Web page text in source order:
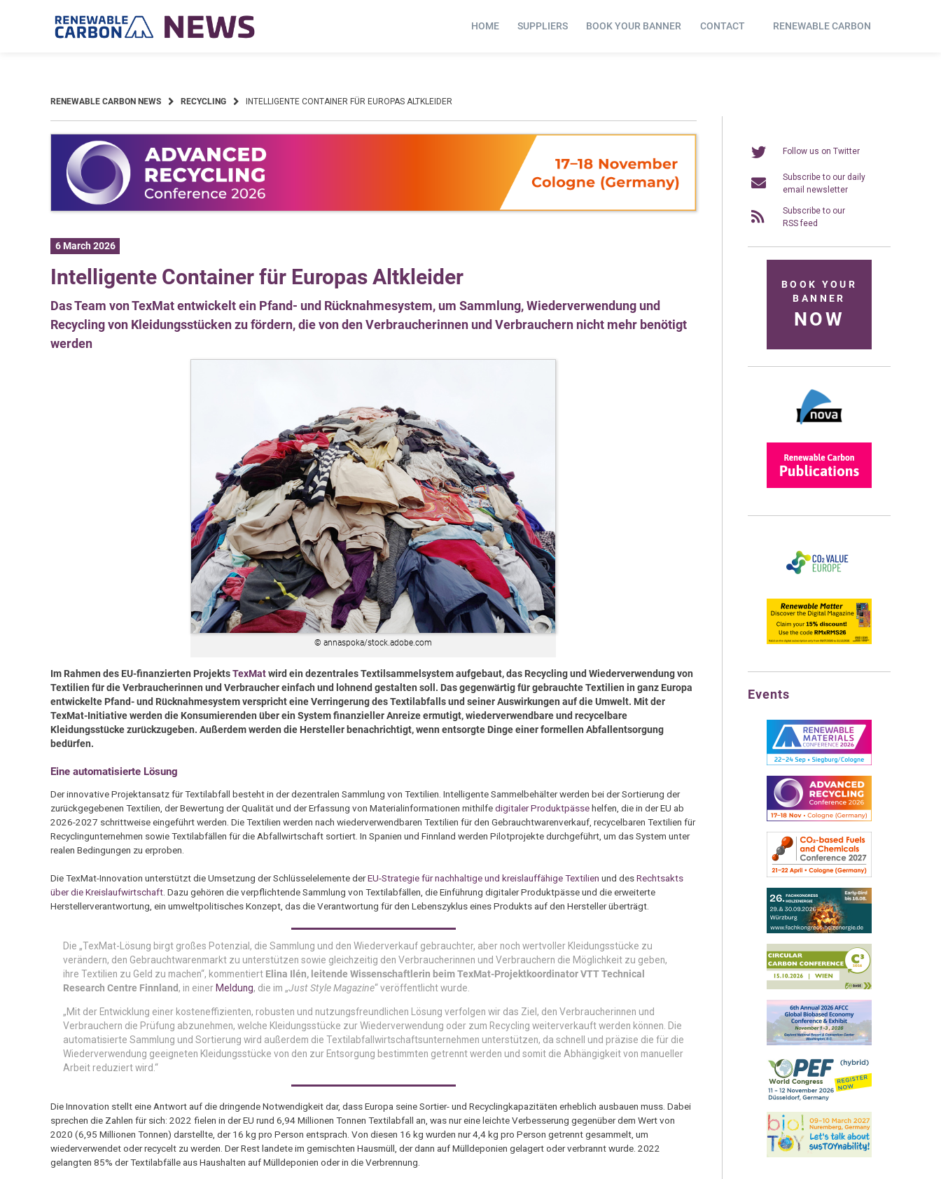
HOME SUPPLIERS BOOK YOUR BANNER CONTACT RENEWABLE CARBON
RENEWABLE CARBON NEWS RECYCLING INTELLIGENTE CONTAINER FÜR EUROPAS ALTKLEIDER
6 March 2026
Intelligente Container für Europas Altkleider
Das Team von TexMat entwickelt ein Pfand- und Rücknahmesystem, um Sammlung, Wiederverwendung und
Recycling von Kleidungsstücken zu fördern, die von den Verbraucherinnen und Verbrauchern nicht mehr benötigt
werden
© annaspoka/stock.adobe.com
Im Rahmen des EU-finanzierten ProjektsTexMatwird ein dezentrales Textilsammelsystem aufgebaut, das Recycling und Wiederverwendung von
Textilien für die Verbraucherinnen und Verbraucher einfach und lohnend gestalten soll. Das gegenwärtig für gebrauchte Textilien in ganz Europa
entwickelte Pfand- und Rücknahmesystem verspricht eine Verringerung des Textilabfalls und seiner Auswirkungen auf die Umwelt. Mit der
TexMat-Initiative werden die Konsumierenden über ein System finanzieller Anreize ermutigt, wiederverwendbare und recycelbare
Kleidungsstücke zurückzugeben. Außerdem werden die Hersteller benachrichtigt, wenn entsorgte Dinge einer formellen Abfallentsorgung
bedürfen.
Eine automatisierte Lösung
Der innovative Projektansatz für Textilabfall besteht in der dezentralen Sammlung von Textilien. Intelligente Sammelbehälter werden bei der Sortierung der
zurückgegebenen Textilien, der Bewertung der Qualität und der Erfassung von Materialinformationen mithilfedigitaler Produktpässehelfen, die in der EU ab
2026-2027 schrittweise eingeführt werden. Die Textilien werden nach wiederverwendbaren Textilien für den Gebrauchtwarenverkauf, recycelbaren Textilien für
Recyclingunternehmen sowie Textilabfällen für die Abfallwirtschaft sortiert. In Spanien und Finnland werden Pilotprojekte durchgeführt, um das System unter
realen Bedingungen zu erproben.
Die TexMat-Innovation unterstützt die Umsetzung der Schlüsselelemente derEU-Strategie für nachhaltige und kreislauffähige Textilien und desRechtsakts
über die Kreislaufwirtschaft. Dazu gehören die verpflichtende Sammlung von Textilabfällen, die Einführung digitaler Produktpässe und die erweiterte
Herstellerverantwortung, ein umweltpolitisches Konzept, das die Verantwortung für den Lebenszyklus eines Produkts auf den Hersteller überträgt.
Die „TexMat-Lösung birgt großes Potenzial, die Sammlung und den Wiederverkauf gebrauchter, aber noch wertvoller Kleidungsstücke zu
verändern, den Gebrauchtwarenmarkt zu unterstützen sowie gleichzeitig den Verbraucherinnen und Verbrauchern die Möglichkeit zu geben,
ihre Textilien zu Geld zu machen“, kommentiert Elina Ilén, leitende Wissenschaftlerin beim TexMat-Projektkoordinator VTT Technical
Research Centre Finnland, in einer Meldung, die im „Just Style Magazine“ veröffentlicht wurde.
„Mit der Entwicklung einer kosteneffizienten, robusten und nutzungsfreundlichen Lösung verfolgen wir das Ziel, den Verbraucherinnen und
Verbrauchern die Prüfung abzunehmen, welche Kleidungsstücke zur Wiederverwendung oder zum Recycling weiterverkauft werden können. Die
automatisierte Sammlung und Sortierung wird außerdem die Textilabfallwirtschaftsunternehmen unterstützen, da schnell und präzise die für die
Wiederverwendung geeigneten Kleidungsstücke von den zur Entsorgung bestimmten getrennt werden und somit die Abhängigkeit von manueller
Arbeit reduziert wird.“
Die Innovation stellt eine Antwort auf die dringende Notwendigkeit dar, dass Europa seine Sortier- und Recyclingkapazitäten erheblich ausbauen muss. Dabei
sprechen die Zahlen für sich: 2022 fielen in der EU rund 6,94 Millionen Tonnen Textilabfall an, was nur eine leichte Verbesserung gegenüber dem Wert von
2020 (6,95 Millionen Tonnen) darstellte, der 16 kg pro Person entsprach. Von diesen 16 kg wurden nur 4,4 kg pro Person getrennt gesammelt, um
wiederverwendet oder recycelt zu werden. Der Rest landete im gemischten Hausmüll, der dann auf Mülldeponien gelagert oder verbrannt wurde. 2022
gelangten 85% der Textilabfälle aus Haushalten auf Mülldeponien oder in die Verbrennung.
Follow us on Twitter
Subscribe to our daily
email newsletter
Subscribe to our
RSS feed
BOOK YOUR
BANNER
NOW
Events